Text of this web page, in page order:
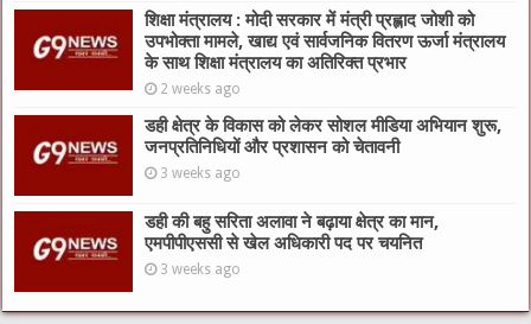
शिक्षा मंत्रालय : मोदी सरकार में मंत्री प्रह्लाद जोशी को
उपभोक्ता मामले, खाद्य एवं सार्वजनिक वितरण ऊर्जा मंत्रालय
के साथ शिक्षा मंत्रालय का अतिरिक्त प्रभार
2 weeks ago
डही क्षेत्र के विकास को लेकर सोशल मीडिया अभियान शुरू,
जनप्रतिनिधियों और प्रशासन को चेतावनी
3 weeks ago
डही की बहु सरिता अलावा ने बढ़ाया क्षेत्र का मान,
एमपीपीएससी से खेल अधिकारी पद पर चयनित
3 weeks ago